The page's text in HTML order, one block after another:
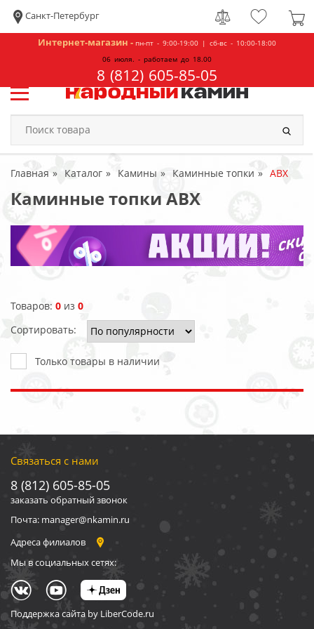
Санкт-Петербург
Интернет-магазин - пн-пт - 9:00-19:00 | сб-вс - 10:00-18:00
06 июля. - работаем до 18.00
8 (812) 605-85-05
Главная Каталог Камины Каминные топки ABX
Каминные топки ABX
Товаров: 0 из 0
Сортировать:
Только товары в наличии
Связаться с нами
8 (812) 605-85-05
заказать обратный звонок
Почта: manager@nkamin.ru
Адреса филиалов
Мы в социальных сетях:
Поддержка сайта by LiberCode.ru